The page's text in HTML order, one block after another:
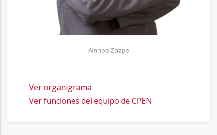
Ainhoa Zazpe
Ver organigrama
Ver funciones del equipo de CPEN